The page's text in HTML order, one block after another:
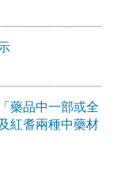
藥品中一部或全
紅耆兩種中藥材